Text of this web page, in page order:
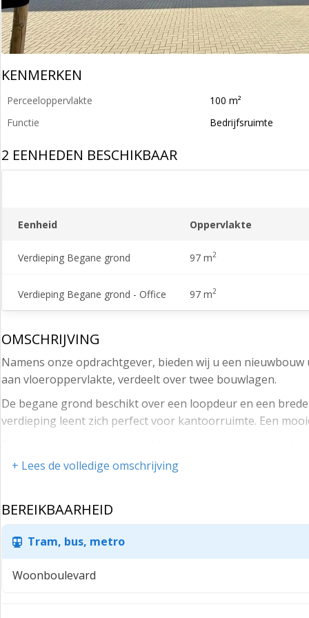
KENMERKEN
Perceeloppervlakte
100 m²
Functie
Bedrijfsruimte
2 EENHEDEN BESCHIKBAAR
Eenheid Oppervlakte
Verdieping Begane grond 97 m2
Verdieping Begane grond - Office 97 m2
OMSCHRIJVING
Namens onze opdrachtgever, bieden wij u een
aan vloeroppervlakte, verdeelt over twee bouwlagen.
De begane grond beschikt over een loopdeur en een
verdieping leent zich perfect voor kantoorruimte. Een
een keukenblok met inbouwapparatuur en
aansluitpunten (maximaal één aansluitpunt per sessie
De bedrijfsruimte bevindt zich op het bedrijventerrein
De bedrijfsruimte is gesitueerd nabij de Rondweg-Oost
Rijksweg A12 (Utrecht – Arnhem), welke u op landelijk
+ Lees de volledige omschrijving
BEREIKBAARHEID
Tram, bus, metro
Woonboulevard